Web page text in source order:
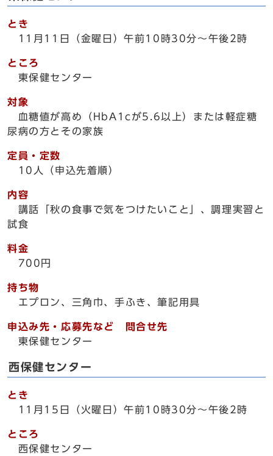
とき
11月11日（金曜日）午前10時30分～午後2時
ところ
東保健センター
対象
血糖値が高め（HbA1cが5.6以上）または軽症糖
尿病の方とその家族
定員・定数
10人（申込先着順）
内容
講話「秋の食事で気をつけたいこと」、調理実習と
試食
料金
700円
持ち物
エプロン、三角巾、手ふき、筆記用具
申込み先・応募先など 問合せ先
東保健センター
西保健センター
とき
11月15日（火曜日）午前10時30分～午後2時
ところ
西保健センター